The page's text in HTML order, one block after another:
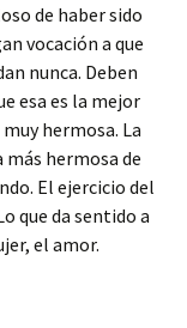
de haber sido
vocación a que
nunca. Deben
esa es la mejor
hermosa. La
hermosa de
El ejercicio del
que da sentido a
el amor.